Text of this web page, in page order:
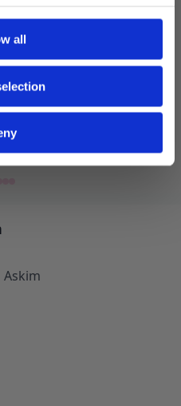
all
39kr
Askim